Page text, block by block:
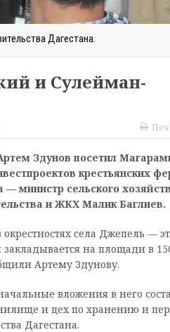
Дагестана.
и Сулейман-
Здунов посетил
крестьянских
министр сельского
и ЖКХ Малик Баглиев.
села Джепель —
на площади в
Артему Здунову.
вложения в него
и цех по хранению и
Дагестана.